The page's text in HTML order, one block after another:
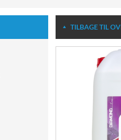
TILBAGE TIL